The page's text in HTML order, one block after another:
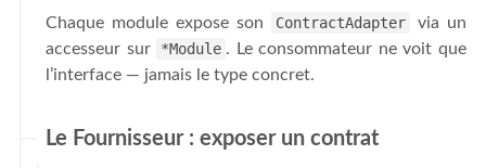
Chaque module expose son ContractAdapter
via un
accesseur sur
*Module . Le consommateur ne voit que
l’interface — jamais le type concret.
Le Fournisseur : exposer un contrat